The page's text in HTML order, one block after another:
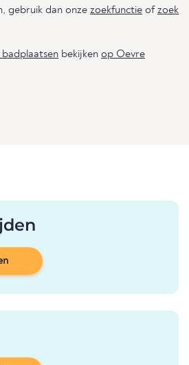
gebruik dan onze zoekfunctie ofzoek
badplaatsen bekijken op Oevre